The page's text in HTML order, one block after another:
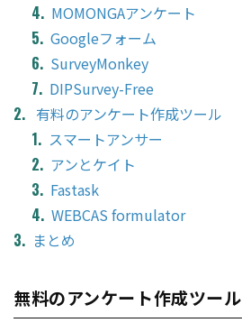
MOMONGAアンケート
Googleフォーム
SurveyMonkey
DIPSurvey-Free
有料のアンケート作成ツール
スマートアンサー
アンとケイト
Fastask
WEBCAS formulator
まとめ
無料のアンケート作成ツール